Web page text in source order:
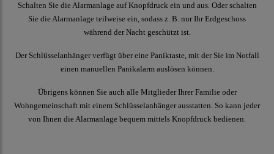
Schalten Sie die Alarmanlage auf Knopfdruck ein und aus. Oder schalten
Sie die Alarmanlage teilweise ein, sodass z. B. nur Ihr Erdgeschoss
während der Nacht geschützt ist.
Der Schlüsselanhänger verfügt über eine Paniktaste, mit der Sie im Notfall
einen manuellen Panikalarm auslösen können.
Übrigens können Sie auch alle Mitglieder Ihrer Familie oder
Wohngemeinschaft mit einem Schlüsselanhänger ausstatten. So kann jeder
von Ihnen die Alarmanlage bequem mittels Knopfdruck bedienen.